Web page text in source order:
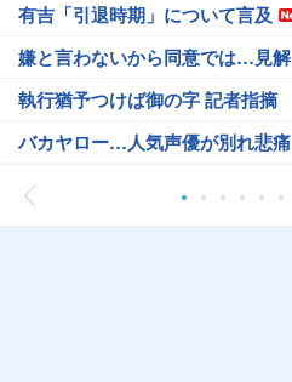
有吉「引退時期」について言及
嫌と言わないから同意では…見解
執行猶予つけば御の字 記者指摘
バカヤロー…人気声優が別れ悲痛